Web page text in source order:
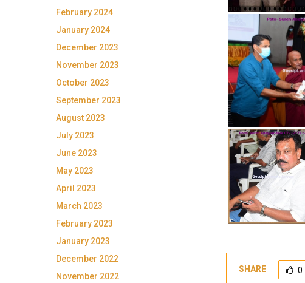
SHARE 0
February 2024
January 2024
December 2023
November 2023
October 2023
September 2023
August 2023
July 2023
June 2023
May 2023
April 2023
March 2023
February 2023
January 2023
December 2022
November 2022